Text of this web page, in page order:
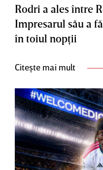
Rodri a ales între
Impresarul său a
în toiul nopţii
Citește mai mult